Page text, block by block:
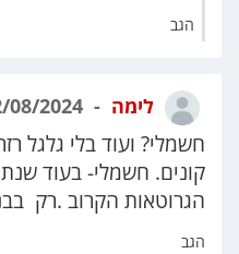
הגב
לימה
חשמלי? ועוד בלי גלגל
קונים. חשמלי- בעוד
הגרוטאות הקרוב .רק
הגב